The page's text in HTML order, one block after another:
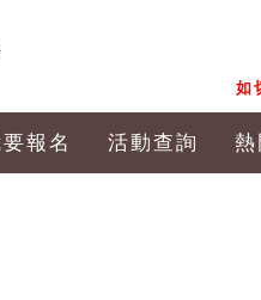
如
報名 活動查詢 熱